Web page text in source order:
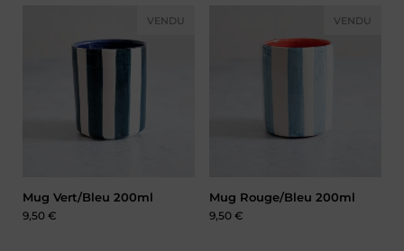
Mug Vert/Bleu 200ml
Prix :
9,50 €
VENDU
Mug Rouge/Bleu 200ml
Prix :
9,50 €
VENDU